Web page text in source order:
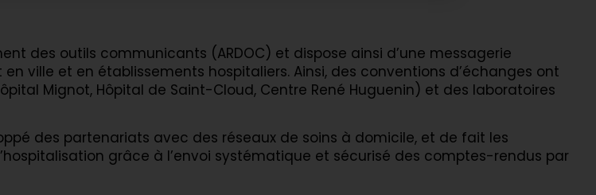
des outils communicants (ARDOC) et dispose ainsi d’une messagerie
ville et en établissements hospitaliers. Ainsi, des conventions d’échanges ont
Mignot, Hôpital de Saint-Cloud, Centre René Huguenin) et des laboratoires
des partenariats avec des réseaux de soins à domicile, et de fait les
grâce à l’envoi systématique et sécurisé des comptes-rendus par